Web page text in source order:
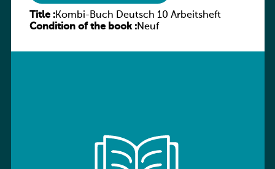
Title :Kombi-Buch Deutsch 10 Arbeitsheft
Condition of the book :Neuf